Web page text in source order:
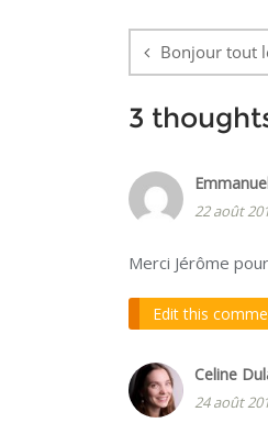
deBonjour tout
3
22 août
Merci Jérôme
Edit this
Celine
24 août